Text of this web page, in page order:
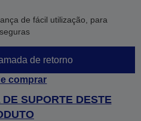
de fácil utilização, para
de retorno
comprar
SUPORTE DESTE